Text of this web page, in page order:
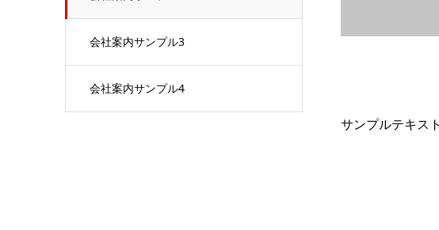
会社案内サンプル3
会社案内サンプル4
サンプルテキス